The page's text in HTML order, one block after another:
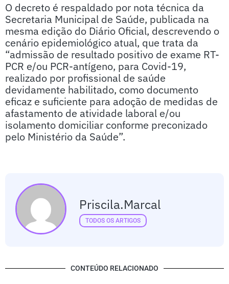
O decreto é respaldado por nota técnica da
Secretaria Municipal de Saúde, publicada na
mesma edição do Diário Oficial, descrevendo o
cenário epidemiológico atual, que trata da
“admissão de resultado positivo de exame RT-
PCR e/ou PCR-antígeno, para Covid-19,
realizado por profissional de saúde
devidamente habilitado, como documento
eficaz e suficiente para adoção de medidas de
afastamento de atividade laboral e/ou
isolamento domiciliar conforme preconizado
pelo Ministério da Saúde”.
Priscila.marcal
TODOS OS ARTIGOS
CONTEÚDO RELACIONADO